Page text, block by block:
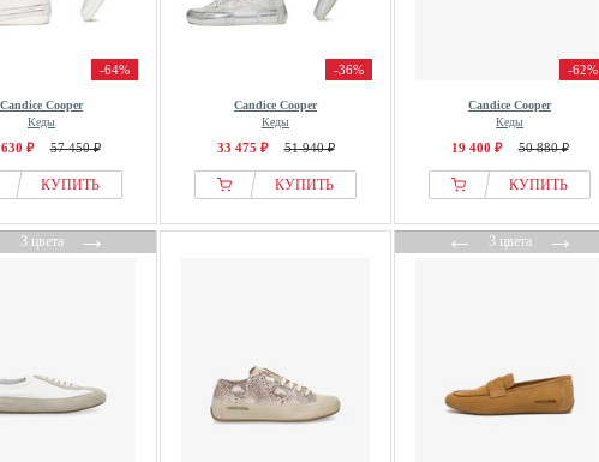
-64%
Candice Cooper
Кеды
₽ 57 450 ₽
КУПИТЬ
-36%
Candice Cooper
Кеды
33 475 ₽ 51 940 ₽
КУПИТЬ
-62%
Candice Cooper
Кеды
19 400 ₽ 50 880 ₽
КУПИТЬ
3 цвета→ ←3 цвета→